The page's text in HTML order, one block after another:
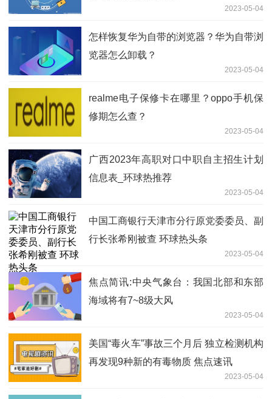
2023-05-04
怎样恢复华为自带的浏览器？华为自带浏
览器怎么卸载？
2023-05-04
realme电子保修卡在哪里？oppo手机保
修期怎么查？
2023-05-04
广西2023年高职对口中职自主招生计划
信息表_环球热推荐
2023-05-04
中国工商银行天津市分行原党委委员、副
行长张希刚被查 环球热头条
2023-05-04
焦点简讯:中央气象台：我国北部和东部
海域将有7~8级大风
2023-05-04
美国“毒火车”事故三个月后 独立检测机构
再发现9种新的有毒物质 焦点速讯
2023-05-04